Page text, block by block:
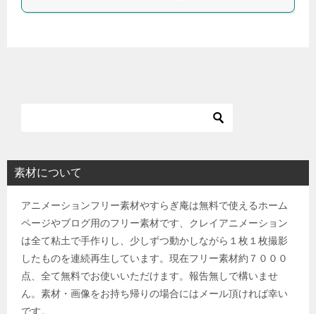
素材について
アニメーションフリー素材やすらぎ庵は無料で使えるホーム
ページやブログ用のフリー素材です、クレイアニメーション
は全て粘土で手作りし、少しずつ動かしながら１枚１枚撮影
したものを連続再生しています。現在フリー素材約７０００
点、全て無料でお使いいただけます。報告無しで構いませ
ん。素材・画像をお持ち帰りの場合にはメール頂ければ幸い
です。